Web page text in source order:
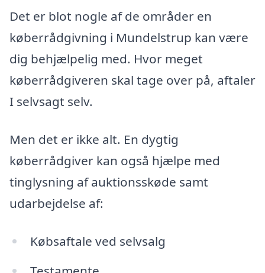
Det er blot nogle af de områder en
køberrådgivning i Mundelstrup kan være
dig behjælpelig med. Hvor meget
køberrådgiveren skal tage over på, aftaler
I selvsagt selv.
Men det er ikke alt. En dygtig
køberrådgiver kan også hjælpe med
tinglysning af auktionsskøde samt
udarbejdelse af:
Købsaftale ved selvsalg